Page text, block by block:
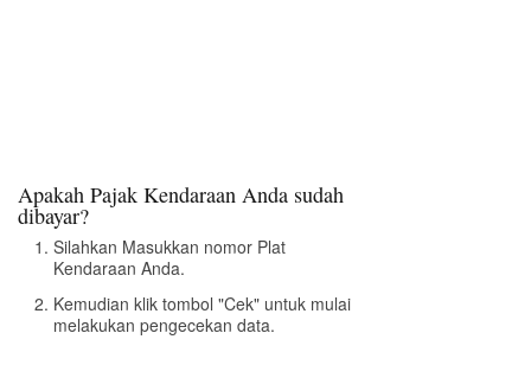
Apakah Pajak Kendaraan Anda sudah
dibayar?
Silahkan Masukkan nomor Plat
Kendaraan Anda.
Kemudian klik tombol "Cek" untuk mulai
melakukan pengecekan data.